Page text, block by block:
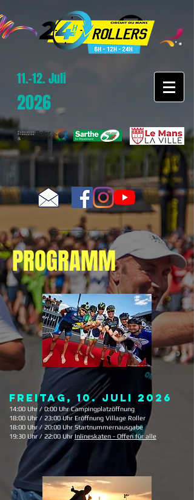
11.-12. Juli
2026
PROGRAMM
FREITAG, 10. JULI 2026
14:00 Uhr / 0:00 Uhr Campingplatzöffnung
18:00 Uhr / 23:00 Uhr Eröffnung Village Roller
18:00 Uhr / 20:00 Uhr Startnummernausgabe
19:30 Uhr / 22:00 UhrInlineskaten - Offen für alle